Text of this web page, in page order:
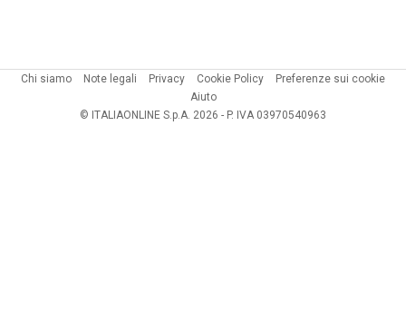
Chi siamo Note legali Privacy Cookie Policy
Preferenze sui cookie
Aiuto
© ITALIAONLINE S.p.A. 2026 - P. IVA 03970540963